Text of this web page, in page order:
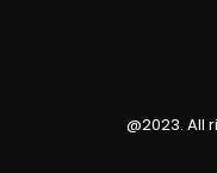
@2023. All